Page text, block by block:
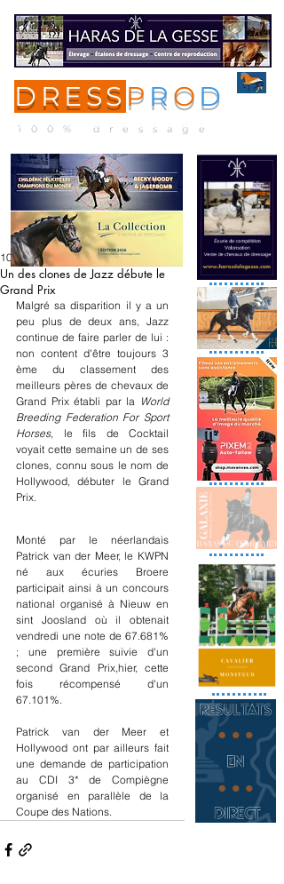
DRESS P R O D
100% dressage
Un des clones de Jazz débute le
Grand Prix
10 avr. 2022
Malgré sa disparition il y a un
peu plus de deux ans, Jazz
continue de faire parler de lui :
non content d'être toujours 3
ème du classement des
meilleurs pères de chevaux de
Grand Prix établi par la World
Breeding Federation For Sport
Horses, le fils de Cocktail
voyait cette semaine un de ses
clones, connu sous le nom de
Hollywood, débuter le Grand
Prix.
Monté par le néerlandais
Patrick van der Meer, le KWPN
né aux écuries Broere
participait ainsi à un concours
national organisé à Nieuw en
sint Joosland où il obtenait
vendredi une note de 67.681%
; une première suivie d'un
second Grand Prix,hier, cette
fois récompensé d'un
67.101%.
Patrick van der Meer et
Hollywood ont par ailleurs fait
une demande de participation
au CDI 3* de Compiègne
organisé en parallèle de la
Coupe des Nations.